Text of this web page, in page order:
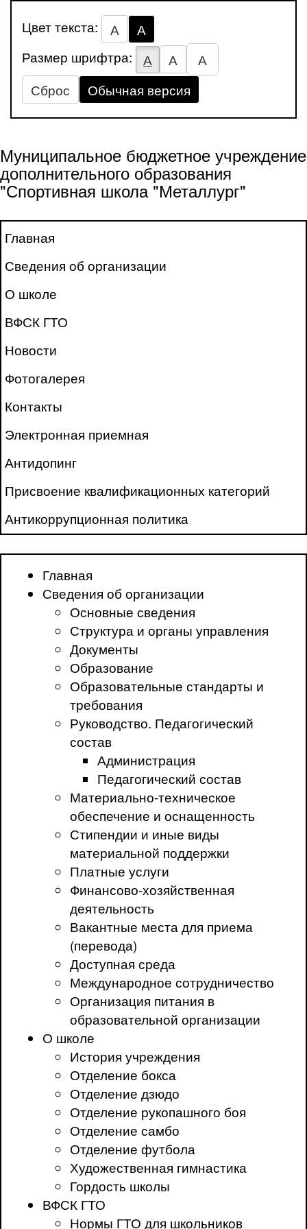
Цвет текста: А
А
Размер шрифтра:
А А
А
Сброс
Обычная версия
Муниципальное бюджетное учреждение
дополнительного образования
"Спортивная школа "Металлург"
Главная
Сведения об организации
О школе
ВФСК ГТО
Новости
Фотогалерея
Контакты
Электронная приемная
Антидопинг
Присвоение квалификационных категорий
Антикоррупционная политика
Главная
Сведения об организации
Основные сведения
Структура и органы управления
Документы
Образование
Образовательные стандарты и
требования
Руководство. Педагогический
состав
Администрация
Педагогический состав
Материально-техническое
обеспечение и оснащенность
Стипендии и иные виды
материальной поддержки
Платные услуги
Финансово-хозяйственная
деятельность
Вакантные места для приема
(перевода)
Доступная среда
Международное сотрудничество
Организация питания в
образовательной организации
О школе
История учреждения
Отделение бокса
Отделение дзюдо
Отделение рукопашного боя
Отделение самбо
Отделение футбола
Художественная гимнастика
Гордость школы
ВФСК ГТО
Нормы ГТО для школьников